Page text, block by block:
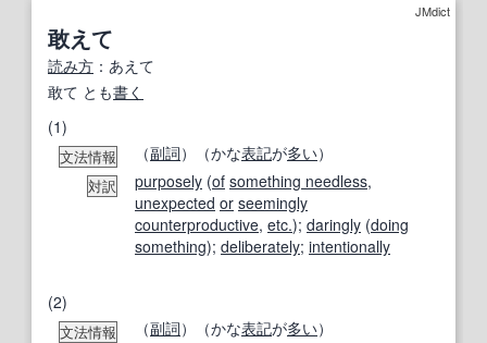
JMdict
敢えて
読み方 ：あえて
敢て とも書く
(1)
文法情報 （副詞）（かな表記が多い）
対訳 purposely (of something needless,
unexpected or seemingly
counterproductive, etc.); daringly (doing
something); deliberately; intentionally
(2)
文法情報 （副詞）（かな表記が多い）